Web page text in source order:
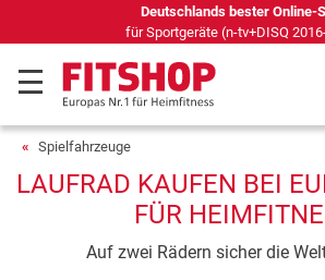
Seit 42 Jahren Ihr Experte für
Spielfahrzeuge
LAUFRAD KAUFEN BEI
FÜR
Auf zwei Rädern sicher die